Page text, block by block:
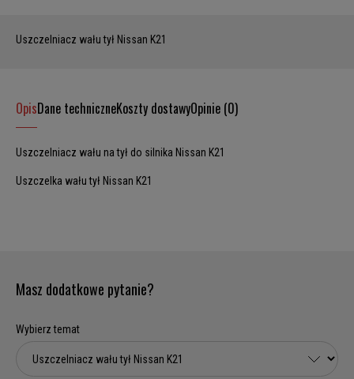
Uszczelniacz wału tył Nissan K21
OpisDane techniczneKoszty dostawyOpinie (0)
Uszczelniacz wału na tył do silnika Nissan K21
Uszczelka wału tył Nissan K21
Masz dodatkowe pytanie?